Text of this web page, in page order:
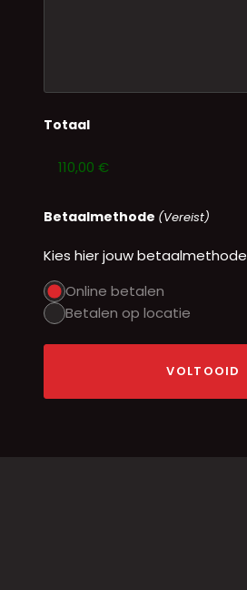
Totaal
Betaalmethode (Vereist)
Kies hier jouw betaalmethode
Online betalen
Betalen op locatie